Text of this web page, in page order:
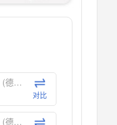
(德州仪器-TI)
对比
(德州仪器-TI)